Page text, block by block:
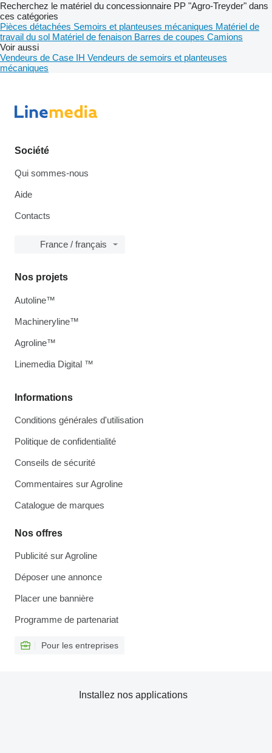
Recherchez le matériel du concessionnaire PP "Agro-Treyder" dans
ces catégories
Pièces détachées Semoirs et planteuses mécaniques Matériel de
travail du sol Matériel de fenaison Barres de coupes Camions
Voir aussi
Vendeurs de Case IH Vendeurs de semoirs et planteuses
mécaniques
Société
Qui sommes-nous
Aide
Contacts
France / français
Informations
Conditions générales d'utilisation
Politique de confidentialité
Conseils de sécurité
Commentaires sur Agroline
Catalogue de marques
Nos offres
Publicité sur Agroline
Déposer une annonce
Placer une bannière
Programme de partenariat
Pour les entreprises
Nos projets
Autoline™
Machineryline™
Agroline™
Linemedia Digital ™
Installez nos applications